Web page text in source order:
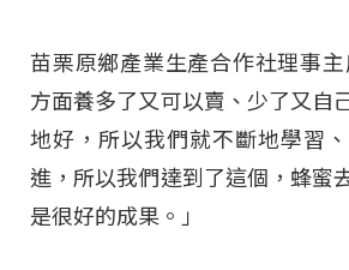
苗栗原鄉產業生產合作社理事
方面養多了又可以賣、少了又自
地好，所以我們就不斷地學習
進，所以我們達到了這個，蜂蜜
是很好的成果。」